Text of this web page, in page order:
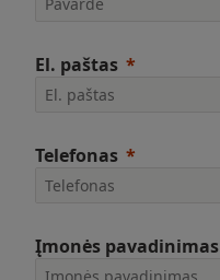
El. paštas
Telefonas
Įmonės pavadinimas